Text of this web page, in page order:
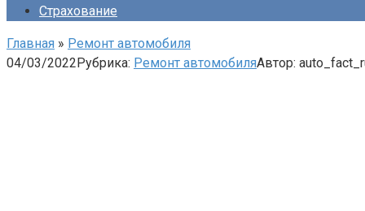
Страхование
Главная » Ремонт автомобиля
04/03/2022Рубрика: Ремонт автомобиляАвтор: